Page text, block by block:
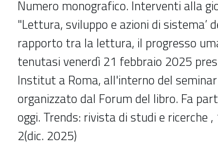
Numero monografico. Interventi alla
"Lettura, sviluppo e azioni di sistema’
rapporto tra la lettura, il progresso
tenutasi venerdì 21 febbraio 2025
Institut a Roma, all'interno del
organizzato dal Forum del libro. Fa
oggi. Trends: rivista di studi e ricerche ,
2(dic. 2025)